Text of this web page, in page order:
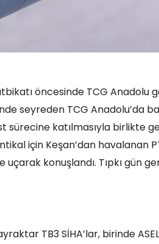
öncesinde TCG Anadolu
seyreden TCG Anadolu’da
katılmasıyla birlikte
için Keşan’dan havalanan
uçarak konuşlandı. Tıpkı
TB3 SİHA’lar, birinde